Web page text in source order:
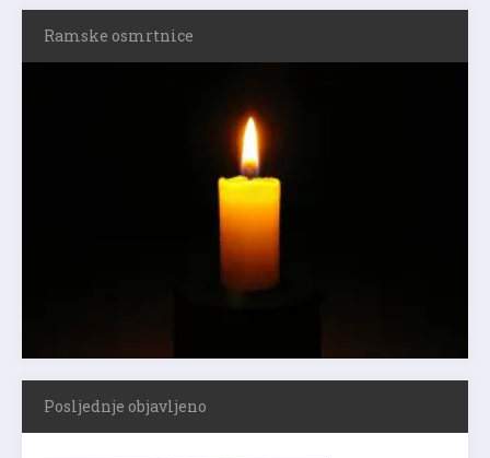
Ramske osmrtnice
Posljednje objavljeno